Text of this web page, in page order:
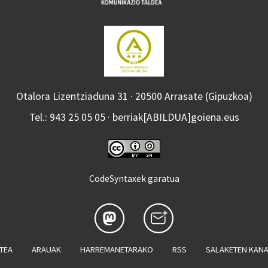
Otalora Lizentziaduna 31 · 20500 Arrasate (Gipuzkoa)
Tel.: 943 25 05 05 · berriak[ABILDUA]goiena.eus
CodeSyntaxek garatua
ARAUAK HARREMANETARAKO RSS SALAKETEN